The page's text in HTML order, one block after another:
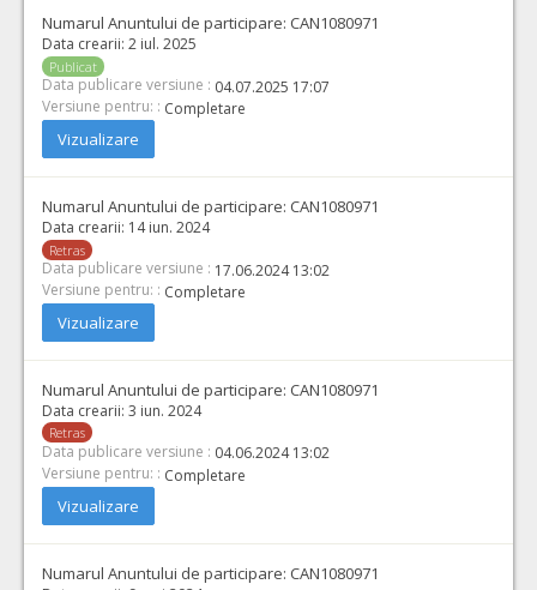
Numarul Anuntului de participare: CAN1080971
Data crearii: 2 iul. 2025
Publicat
Data publicare versiune : 04.07.2025 17:07
Versiune pentru: : Completare
Vizualizare
Numarul Anuntului de participare: CAN1080971
Data crearii: 14 iun. 2024
Retras
Data publicare versiune : 17.06.2024 13:02
Versiune pentru: : Completare
Vizualizare
Numarul Anuntului de participare: CAN1080971
Data crearii: 3 iun. 2024
Retras
Data publicare versiune : 04.06.2024 13:02
Versiune pentru: : Completare
Vizualizare
Numarul Anuntului de participare: CAN1080971